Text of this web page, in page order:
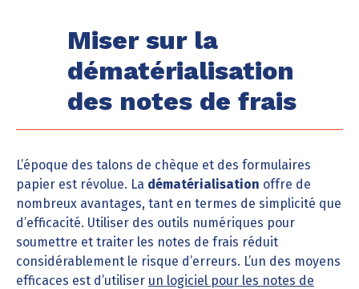
Miser sur la
dématérialisation
des notes de frais
L’époque des talons de chèque et des formulaires
papier est révolue. La dématérialisation offre de
nombreux avantages, tant en termes de simplicité que
d’efficacité. Utiliser des outils numériques pour
soumettre et traiter les notes de frais réduit
considérablement le risque d’erreurs. L’un des moyens
efficaces est d’utiliser un logiciel pour les notes de